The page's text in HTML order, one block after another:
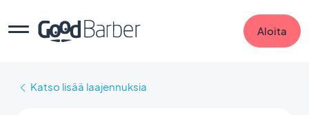
Aloita
Katso lisää laajennuksia